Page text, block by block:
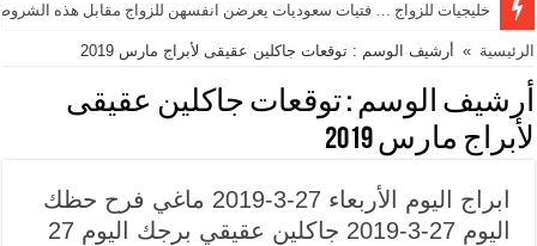
خليجيات للزواج … فتيات سعوديات يعرضن انفسهن للزواج مقابل هذه
الرئيسية » أرشيف الوسم : توقعات جاكلين عقيقى لأبراج مارس 2019
أرشيف الوسم :توقعات جاكلين عقيقى
لأبراج مارس 2019
ابراج اليوم الأربعاء 27-3-2019 ماغي فرح حظك
اليوم 27-3-2019 جاكلين عقيقي برجك اليوم 27